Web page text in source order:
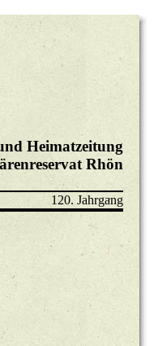
Heimatzeitung
Rhön
120. Jahrgang